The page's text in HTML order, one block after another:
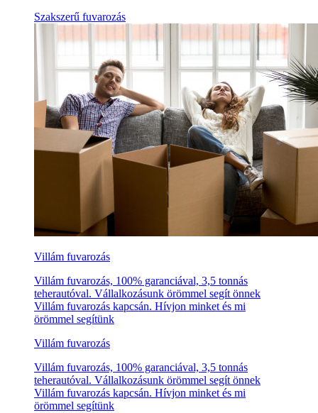
Szakszerű fuvarozás
Villám fuvarozás
Villám fuvarozás, 100% garanciával, 3,5 tonnás
teherautóval. Vállalkozásunk örömmel segít önnek
Villám fuvarozás kapcsán. Hívjon minket és mi
örömmel segítünk
Villám fuvarozás
Villám fuvarozás, 100% garanciával, 3,5 tonnás
teherautóval. Vállalkozásunk örömmel segít önnek
Villám fuvarozás kapcsán. Hívjon minket és mi
örömmel segítünk